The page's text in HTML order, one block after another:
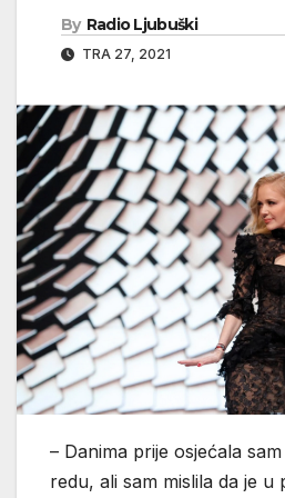
By Radio Ljubuški
TRA 27, 2021
– Danima prije osjećala
redu, ali sam mislila da je u